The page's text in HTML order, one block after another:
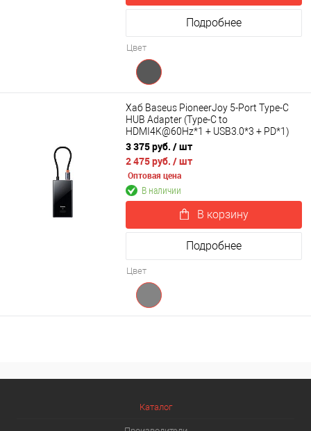
Подробнее
Цвет
Хаб Baseus PioneerJoy 5-Port Type-C
HUB Adapter (Type-C to
HDMI4K@60Hz*1 + USB3.0*3 + PD*1)
WKYY030113
3 375 руб. / шт
2 475 руб. / шт
Оптовая цена
В наличии
В корзину
Подробнее
Цвет
Каталог